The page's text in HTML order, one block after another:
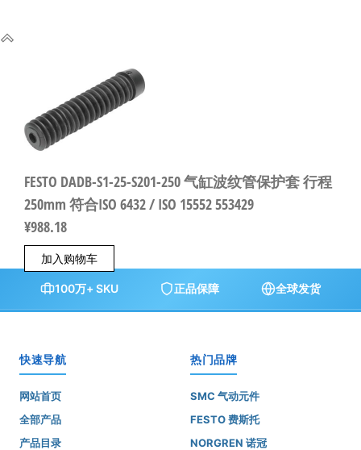
FESTO DADB-S1-25-S201-250 气缸波纹管保护套 行程
250mm 符合ISO 6432 / ISO 15552 553429
¥988.18
加入购物车
100万+ SKU 正品保障 全球发货
快速导航
网站首页
全部产品
产品目录
热门品牌
SMC 气动元件
FESTO 费斯托
NORGREN 诺冠